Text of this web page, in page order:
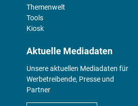
Themenwelt
Tools
Kiosk
Aktuelle Mediadaten
Unsere aktuellen Mediadaten für
Werbetreibende, Presse und
Partner